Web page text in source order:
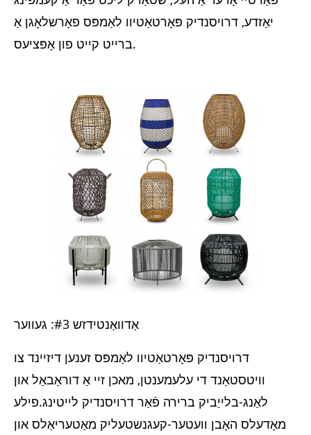
יאַזדע, דרויסנדיק פּאָרטאַטיוו לאַמפּס פאָרשלאָגן אַ
ברייט קייט פון אָפּציעס.
אַדוואַנטידזש #3: געווער
דרויסנדיק פּאָרטאַטיוו לאַמפּס זענען דיזיינד צו
וויטסטאַנד די עלעמענטן, מאכן זיי אַ דוראַבאַל און
לאַנג-בלייַביק ברירה פֿאַר דרויסנדיק לייטינג.פילע
מאָדעלס האָבן וועטער-קעגנשטעליק מאַטעריאַלס און